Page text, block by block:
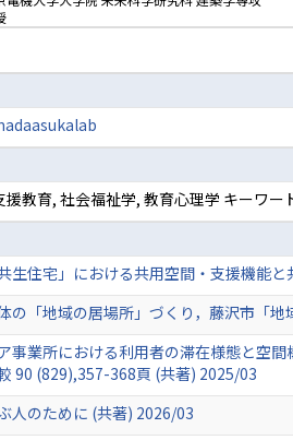
教育, 社会福祉学, 教育心理学 キーワ
共生住宅」における共用空間・支援機能
の「地域の居場所」づくり，藤沢市「
事業所における利用者の滞在様態と空
90 (829),357-368頁 (共著) 2025/03
人のために (共著) 2026/03